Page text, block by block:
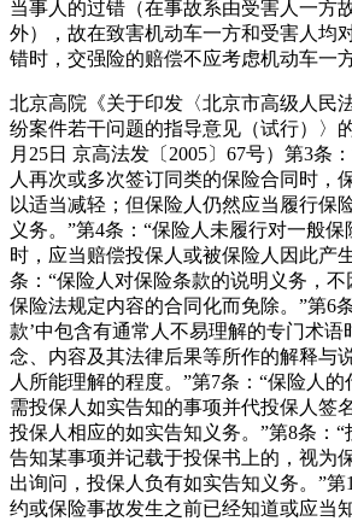
当事人的过错（在事故系由受害人一方
外），故在致害机动车一方和受害人均
错时，交强险的赔偿不应考虑机动车一
北京高院《关于印发〈北京市高级人民
纷案件若干问题的指导意见（试行）〉
月25日 京高法发〔2005〕67号）第3条
人再次或多次签订同类的保险合同时，
以适当减轻；但保险人仍然应当履行保
义务。”第4条：“保险人未履行对一般
时，应当赔偿投保人或被保险人因此产
条：“保险人对保险条款的说明义务，
保险法规定内容的合同化而免除。”第6
款’中包含有通常人不易理解的专门术语
念、内容及其法律后果等所作的解释与
人所能理解的程度。”第7条：“保险人
需投保人如实告知的事项并代投保人签
投保人相应的如实告知义务。”第8条：
告知某事项并记载于投保书上的，视为
出询问，投保人负有如实告知义务。”第
约或保险事故发生之前已经知道或应当